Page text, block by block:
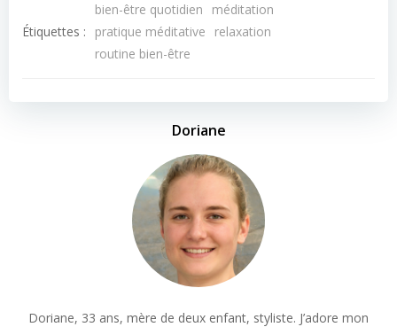
Étiquettes :
bien-être quotidien
méditation
pratique méditative
relaxation
routine bien-être
Doriane
Doriane, 33 ans, mère de deux enfant, styliste. J’adore mon